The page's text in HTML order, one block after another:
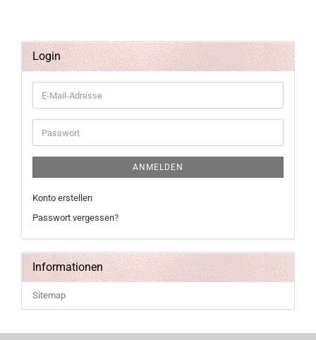
Login
E-
Mail-
Adresse
Passwort
ANMELDEN
Konto erstellen
Passwort vergessen?
Informationen
Sitemap